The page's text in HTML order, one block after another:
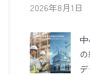
2026年8月1日